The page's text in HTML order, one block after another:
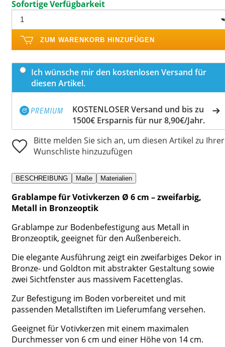
Sofortige Verfügbarkeit
ZUM WARENKORB HINZUFÜGEN
Ich wünsche mir den kostenlosen Versand für
diesen Artikel.
KOSTENLOSER Versand und bis zu
1500€ Ersparnis für nur 8,90€/Jahr.
Bitte melden Sie sich an, um diesen Artikel zu Ihrer
Wunschliste hinzuzufügen
BESCHREIBUNG Maße Materialien
Grablampe für Votivkerzen Ø 6 cm – zweifarbig,
Metall in Bronzeoptik
Grablampe zur Bodenbefestigung aus Metall in
Bronzeoptik, geeignet für den Außenbereich.
Die elegante Ausführung zeigt ein zweifarbiges Dekor in
Bronze- und Goldton mit abstrakter Gestaltung sowie
zwei Sichtfenster aus massivem Facettenglas.
Zur Befestigung im Boden vorbereitet und mit
passenden Metallstiften im Lieferumfang versehen.
Geeignet für Votivkerzen mit einem maximalen
Durchmesser von 6 cm und einer Höhe von 14 cm.